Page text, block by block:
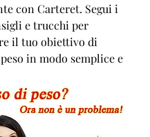
con Carteret. Segui i
e trucchi per
il tuo obiettivo di
in modo semplice e